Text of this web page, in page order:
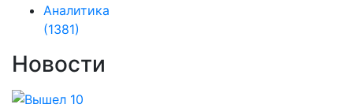
Аналитика
(1381)
Новости